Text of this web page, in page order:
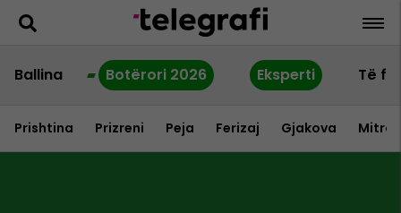
Ballina Botërori 2026 Eksperti Të
Prishtina Prizreni Peja Ferizaj Gjakova